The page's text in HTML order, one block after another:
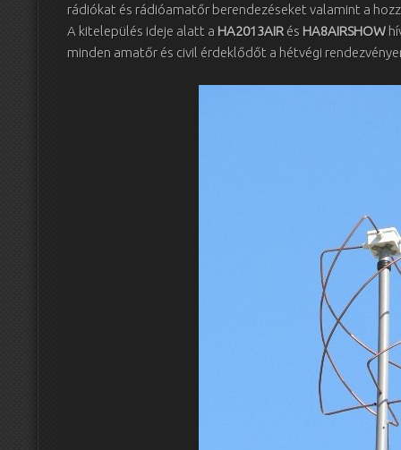
rádiókat és rádióamatőr berendezéseket valamint a
A kitelepülés ideje alatt a HA2013AIR és HA8AIRSHOW
minden amatőr és civil érdeklődőt a hétvégi